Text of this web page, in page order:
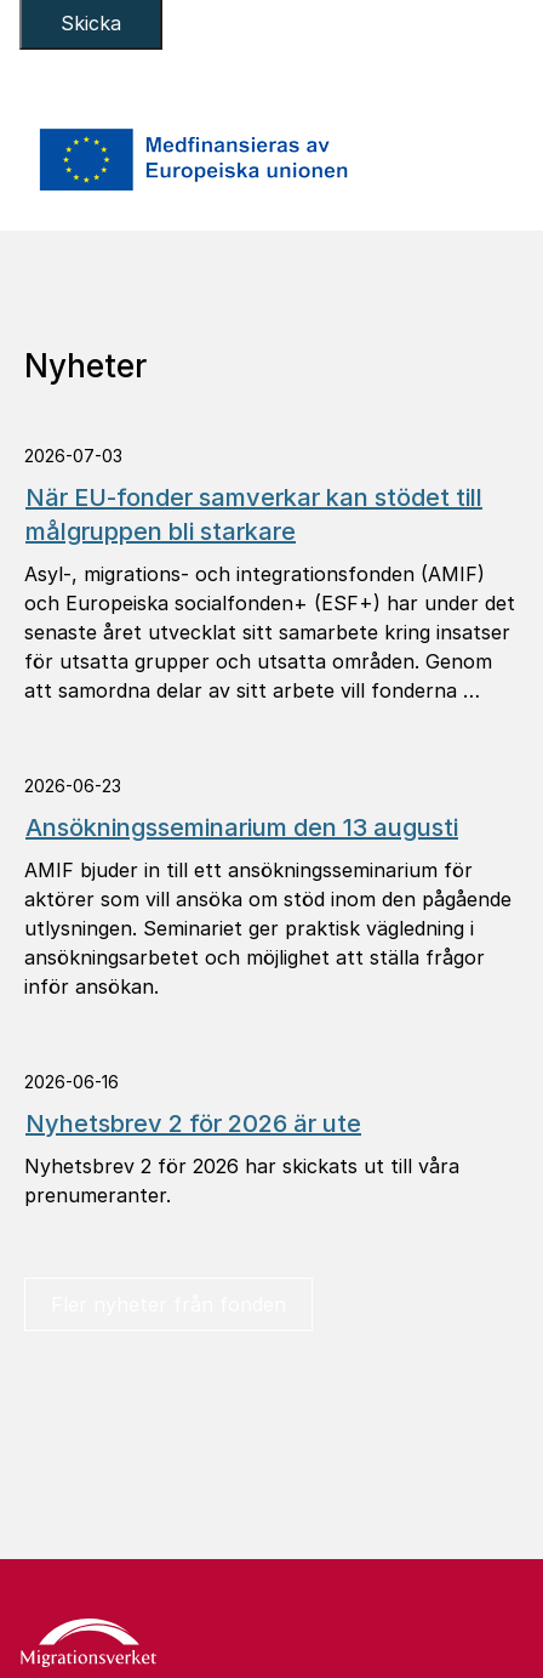
Nyheter
2026-07-03
När EU-fonder samverkar kan stödet till
målgruppen bli starkare
Asyl-, migrations- och integrationsfonden (AMIF)
och Europeiska socialfonden+ (ESF+) har under det
senaste året utvecklat sitt samarbete kring insatser
för utsatta grupper och utsatta områden. Genom
att samordna delar av sitt arbete vill fonderna …
2026-06-23
Ansök­nings­se­mi­na­rium den 13 augusti
AMIF bjuder in till ett ansökningsseminarium för
aktörer som vill ansöka om stöd inom den pågående
utlysningen. Seminariet ger praktisk vägledning i
ansökningsarbetet och möjlighet att ställa frågor
inför ansökan.
2026-06-16
Nyhets­brev 2 för 2026 är ute
Nyhetsbrev 2 för 2026 har skickats ut till våra
prenumeranter.